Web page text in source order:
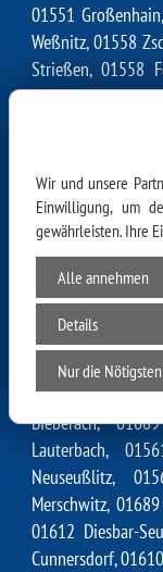
01551
Weßnitz, 01558
Strießen, 01558
01561 Priestewitz,
01561
Nauleis, 01561
Wantewitz,
Bahnhof, 01561
01561
Baselitz, 01561
Quersa, 01612
01561 Kmehlen,
Brockwitz, 01612
01561 Döschütz,
Bieberach,
Lauterbach,
Neuseußlitz,
Merschwitz,
01612 Diesbar-
Cunnersdorf,
Wir und unsere
Einwilligung, um
gewährleisten. Ihre
Alle annehmen
Details
Nur die Nötigsten